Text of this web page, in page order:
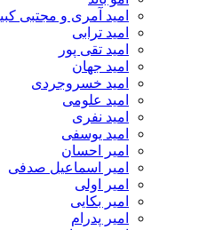
امید آمری و مجتبی
امید ترابی
امید تقی پور
امید جهان
امید خسروجردی
امید علومی
امید نفری
امید یوسفی
امیر احسان
امیر اسماعیل صدفی
امیر اولی
امیر بکایی
امیر پدرام